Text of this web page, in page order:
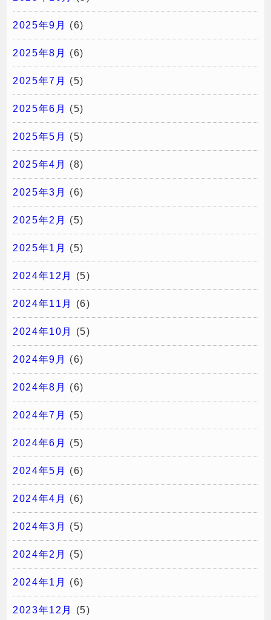
2025年9月 (6)
2025年8月 (6)
2025年7月 (5)
2025年6月 (5)
2025年5月 (5)
2025年4月 (8)
2025年3月 (6)
2025年2月 (5)
2025年1月 (5)
2024年12月 (5)
2024年11月 (6)
2024年10月 (5)
2024年9月 (6)
2024年8月 (6)
2024年7月 (5)
2024年6月 (5)
2024年5月 (6)
2024年4月 (6)
2024年3月 (5)
2024年2月 (5)
2024年1月 (6)
2023年12月 (5)